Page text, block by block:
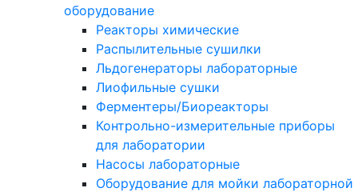
оборудование
Реакторы химические
Распылительные сушилки
Льдогенераторы лабораторные
Лиофильные сушки
Ферментеры/Биореакторы
Контрольно-измерительные приборы
для лаборатории
Насосы лабораторные
Оборудование для мойки лабораторной